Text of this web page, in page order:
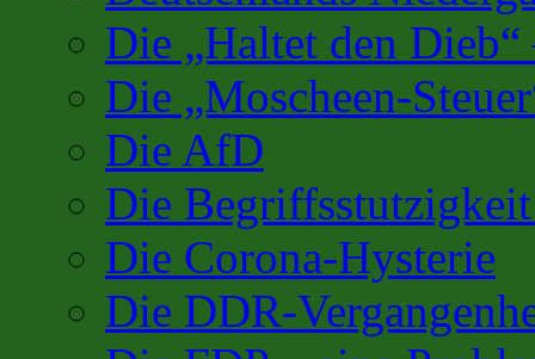
Die „Haltet den
Die „Moscheen-
Die AfD
Die
Die Corona-Hysterie
Die DDR-